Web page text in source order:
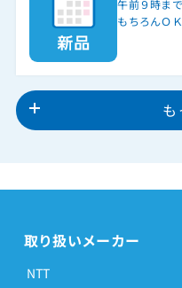
午前９時ま
もちろんＯ
も
取り扱いメーカー
NTT